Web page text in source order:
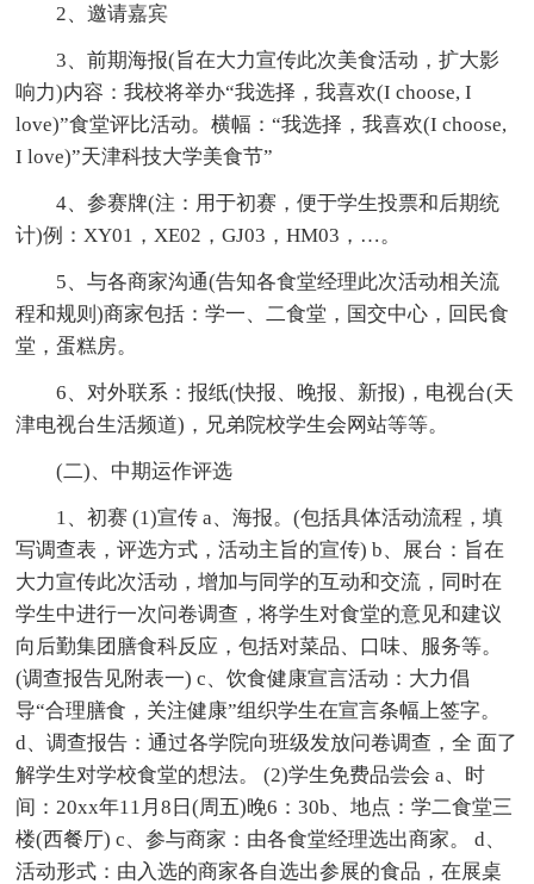
2、邀请嘉宾
3、前期海报(旨在大力宣传此次美食活动，扩大影
响力)内容：我校将举办“我选择，我喜欢(I choose, I
love)”食堂评比活动。横幅：“我选择，我喜欢(I choose,
I love)”天津科技大学美食节”
4、参赛牌(注：用于初赛，便于学生投票和后期统
计)例：XY01，XE02，GJ03，HM03，…。
5、与各商家沟通(告知各食堂经理此次活动相关流
程和规则)商家包括：学一、二食堂，国交中心，回民食
堂，蛋糕房。
6、对外联系：报纸(快报、晚报、新报)，电视台(天
津电视台生活频道)，兄弟院校学生会网站等等。
(二)、中期运作评选
1、初赛 (1)宣传 a、海报。(包括具体活动流程，填
写调查表，评选方式，活动主旨的宣传) b、展台：旨在
大力宣传此次活动，增加与同学的互动和交流，同时在
学生中进行一次问卷调查，将学生对食堂的意见和建议
向后勤集团膳食科反应，包括对菜品、口味、服务等。
(调查报告见附表一) c、饮食健康宣言活动：大力倡
导“合理膳食，关注健康”组织学生在宣言条幅上签字。
d、调查报告：通过各学院向班级发放问卷调查，全 面了
解学生对学校食堂的想法。 (2)学生免费品尝会 a、时
间：20xx年11月8日(周五)晚6：30b、地点：学二食堂三
楼(西餐厅) c、参与商家：由各食堂经理选出商家。 d、
活动形式：由入选的商家各自选出参展的食品，在展桌